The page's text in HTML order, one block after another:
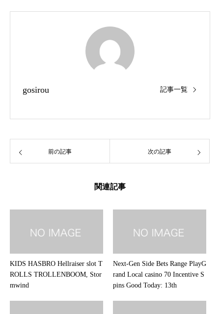
gosirou 記事一覧
前の記事 次の記事
関連記事
KIDS HASBRO Hellraiser slot T
ROLLS TROLLENBOOM, Stor
mwind
Next-Gen Side Bets Range PlayG
rand Local casino 70 Incentive S
pins Good Today: 13th